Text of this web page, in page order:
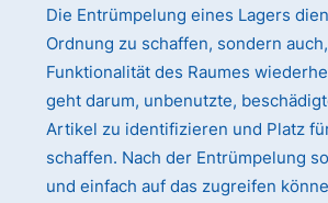
Die Entrümpelung eines Lagers
Ordnung zu schaffen, sondern
Funktionalität des Raumes
geht darum, unbenutzte,
Artikel zu identifizieren und Platz
schaffen. Nach der Entrümpelung
und einfach auf das zugreifen